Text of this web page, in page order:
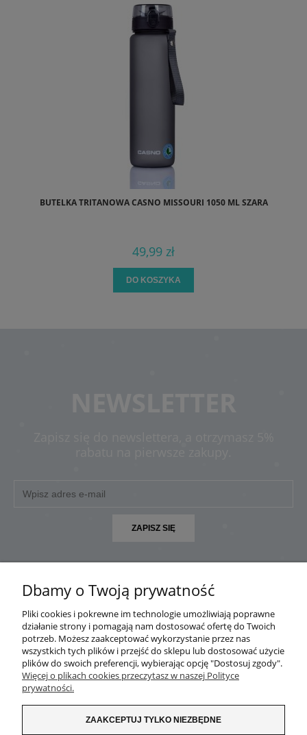
BUTELKA TRITANOWA CASNO MISSOURI 1050 ML SZARA
49,99 zł
DO KOSZYKA
ZAPISZ SIĘ
POMOC
MOJE KONTO
PŁATNOŚCI I DOSTAWA
Dbamy o Twoją prywatność
Pliki cookies i pokrewne im technologie umożliwiają poprawne
działanie strony i pomagają nam dostosować ofertę do Twoich
potrzeb. Możesz zaakceptować wykorzystanie przez nas
wszystkich tych plików i przejść do sklepu lub dostosować użycie
plików do swoich preferencji, wybierając opcję "Dostosuj zgody".
Więcej o plikach cookies przeczytasz w naszej Polityce
prywatności.
ZAAKCEPTUJ TYLKO NIEZBĘDNE